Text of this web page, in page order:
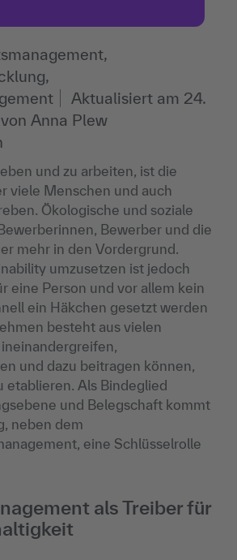
Aktualisiert am 24.
von Anna Plew
und zu arbeiten, ist die
viele Menschen und auch
Ökologische und soziale
Bewerber und die
mehr in den Vordergrund.
umzusetzen ist jedoch
eine Person und vor allem kein
ein Häkchen gesetzt werden
besteht aus vielen
und dazu beitragen können,
etablieren. Als Bindeglied
und Belegschaft kommt
neben dem
eine Schlüsselrolle
als Treiber für